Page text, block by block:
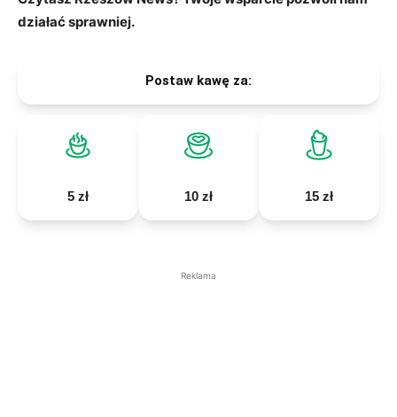
działać sprawniej.
Postaw kawę za:
5 zł 10 zł 15 zł
Reklama